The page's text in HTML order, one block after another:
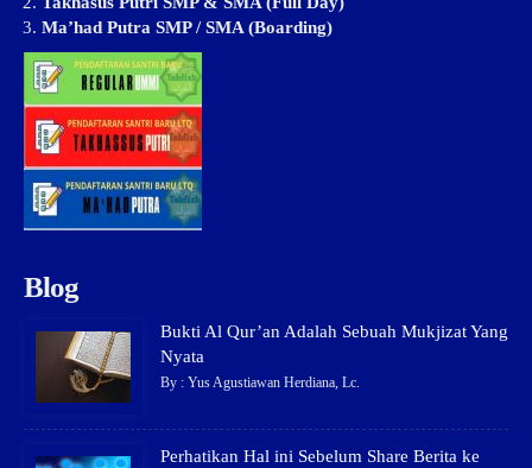
Ma’had Putra SMP / SMA (Boarding)
Blog
Bukti Al Qur’an Adalah Sebuah Mukjizat Yang
Nyata
By : Yus Agustiawan Herdiana, Lc.
Perhatikan Hal ini Sebelum Share Berita ke